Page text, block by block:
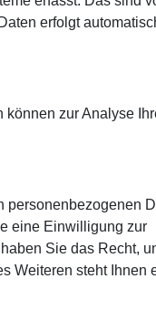
erfolgt
können zur Analyse
personenbezogenen
eine Einwilligung zur
Sie das Recht,
Weiteren steht Ihnen